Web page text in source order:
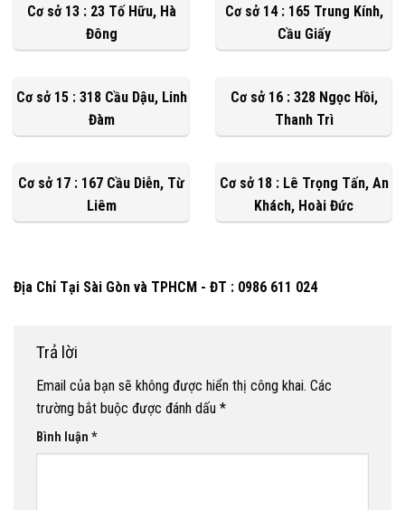
Cơ sở 13 : 23 Tố Hữu, Hà
Đông
Cơ sở 14 : 165 Trung Kính,
Cầu Giấy
Cơ sở 15 : 318 Cầu Dậu, Linh
Đàm
Cơ sở 16 : 328 Ngọc Hồi,
Thanh Trì
Cơ sở 17 : 167 Cầu Diễn, Từ
Liêm
Cơ sở 18 : Lê Trọng Tấn, An
Khách, Hoài Đức
Địa Chỉ Tại Sài Gòn và TPHCM - ĐT : 0986 611 024
Trả lời
Email của bạn sẽ không được hiển thị công khai. Các
trường bắt buộc được đánh dấu *
Bình luận *